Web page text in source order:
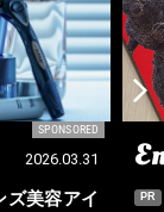
SPONSORED
2026.03.31
ズ美容アイ
PR